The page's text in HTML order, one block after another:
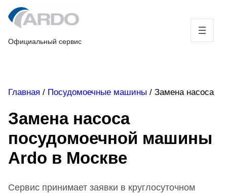
Skip
to
content
Официальный сервис
Главная / Посудомоечные машины / Замена насоса
Замена насоса
посудомоечной машины
Ardo в Москве
Сервис принимает заявки в круглосуточном